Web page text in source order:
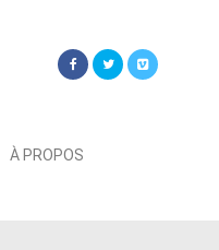
À PROPOS